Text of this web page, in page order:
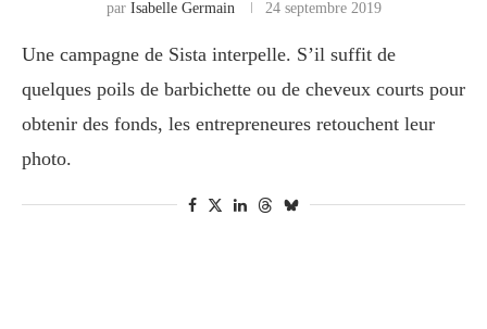
par Isabelle Germain 24 septembre 2019
Une campagne de Sista interpelle. S’il suffit de
quelques poils de barbichette ou de cheveux courts pour
obtenir des fonds, les entrepreneures retouchent leur
photo.